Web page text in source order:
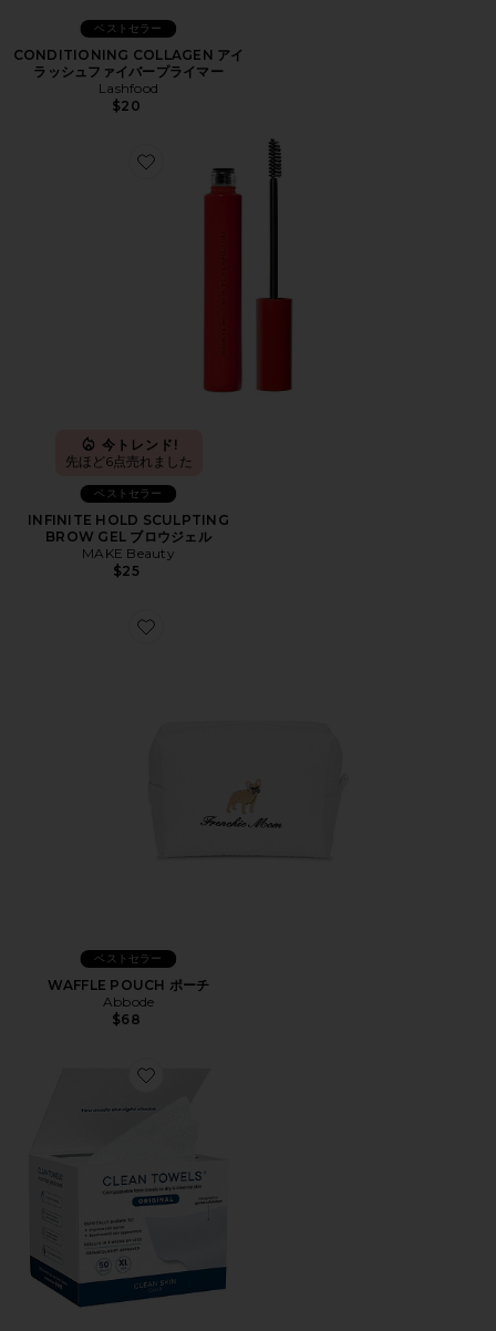
ベストセラー
CONDITIONING COLLAGEN アイ
ラッシュファイバープライマー
Lashfood
$20
Favorite INFINITE HOLD SCULPTING BROW GEL ブロ
今トレンド!
先ほど6点売れました
ベストセラー
INFINITE HOLD SCULPTING
BROW GEL ブロウジェル
MAKE Beauty
$25
Favorite WAFFLE POUCH ポーチ
ベストセラー
WAFFLE POUCH ポーチ
Abbode
$68